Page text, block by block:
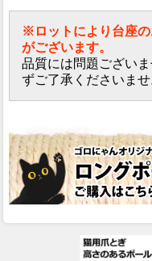
※ロットにより台座
がございます。
品質には問題ござい
ずご了承くださいませ